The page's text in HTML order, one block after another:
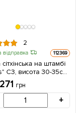
2
112369
на штамбі
С3, висота 30-35см
в упаковці
грн
+